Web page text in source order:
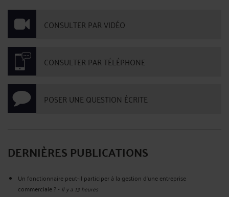
CONSULTER PAR VIDÉO
CONSULTER PAR TÉLÉPHONE
POSER UNE QUESTION ÉCRITE
DERNIÈRES PUBLICATIONS
Un fonctionnaire peut-il participer à la gestion d’une entreprise
commerciale ?- Il y a 13 heures